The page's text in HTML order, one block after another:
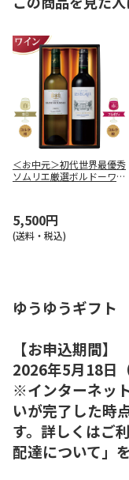
＜お中元＞初代世界最優秀
ソムリエ厳選ボルドーワイ
5,500円
(送料・税込)
ゆうゆうギフ
【お申込期間】
2026年5月18日
※インターネッ
いが完了した時
す。詳しくはご
配達について」